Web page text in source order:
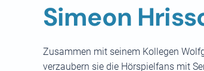
Simeon
Zusammen mit seinem Kollegen
verzaubern sie die Hörspielfans mit